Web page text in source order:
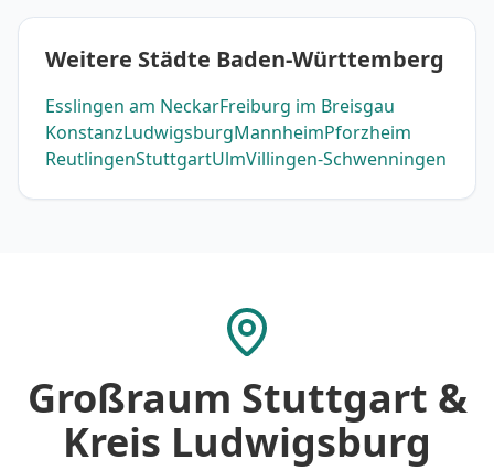
Weitere Städte Baden-Württemberg
Esslingen am NeckarFreiburg im Breisgau
KonstanzLudwigsburgMannheimPforzheim
ReutlingenStuttgartUlmVillingen-Schwenningen
Großraum Stuttgart &
Kreis Ludwigsburg